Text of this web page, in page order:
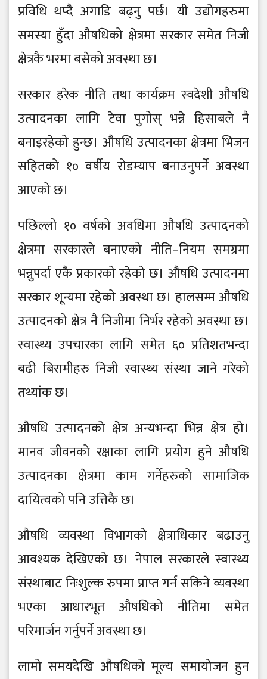
प्रविधि थप्दै अगाडि बढ्नु पर्छ। यी उद्योगहरुमा
समस्या हुँदा औषधिको क्षेत्रमा सरकार समेत निजी
क्षेत्रकै भरमा बसेको अवस्था छ।
सरकार हरेक नीति तथा कार्यक्रम स्वदेशी औषधि
उत्पादनका लागि टेवा पुगोस् भन्ने हिसाबले नै
बनाइरहेको हुन्छ। औषधि उत्पादनका क्षेत्रमा भिजन
सहितको १० वर्षीय रोडम्याप बनाउनुपर्ने अवस्था
आएको छ।
पछिल्लो १० वर्षको अवधिमा औषधि उत्पादनको
क्षेत्रमा सरकारले बनाएको नीति–नियम समग्रमा
भन्नुपर्दा एकै प्रकारको रहेको छ। औषधि उत्पादनमा
सरकार शून्यमा रहेको अवस्था छ। हालसम्म औषधि
उत्पादनको क्षेत्र नै निजीमा निर्भर रहेको अवस्था छ।
स्वास्थ्य उपचारका लागि समेत ६० प्रतिशतभन्दा
बढी बिरामीहरु निजी स्वास्थ्य संस्था जाने गरेको
तथ्यांक छ।
औषधि उत्पादनको क्षेत्र अन्यभन्दा भिन्न क्षेत्र हो।
मानव जीवनको रक्षाका लागि प्रयोग हुने औषधि
उत्पादनका क्षेत्रमा काम गर्नेहरुको सामाजिक
दायित्वको पनि उत्तिकै छ।
औषधि व्यवस्था विभागको क्षेत्राधिकार बढाउनु
आवश्यक देखिएको छ। नेपाल सरकारले स्वास्थ्य
संस्थाबाट निःशुल्क रुपमा प्राप्त गर्न सकिने व्यवस्था
भएका आधारभूत औषधिको नीतिमा समेत
परिमार्जन गर्नुपर्ने अवस्था छ।
लामो समयदेखि औषधिको मूल्य समायोजन हुन